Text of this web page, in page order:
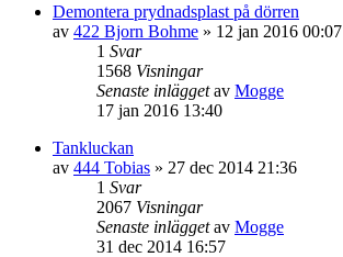
Demontera prydnadsplast på dörren
av 422 Bjorn Bohme » 12 jan 2016 00:07
1 Svar
1568 Visningar
Senaste inläggetav Mogge
17 jan 2016 13:40
Tankluckan
av 444 Tobias » 27 dec 2014 21:36
1 Svar
2067 Visningar
Senaste inläggetav Mogge
31 dec 2014 16:57